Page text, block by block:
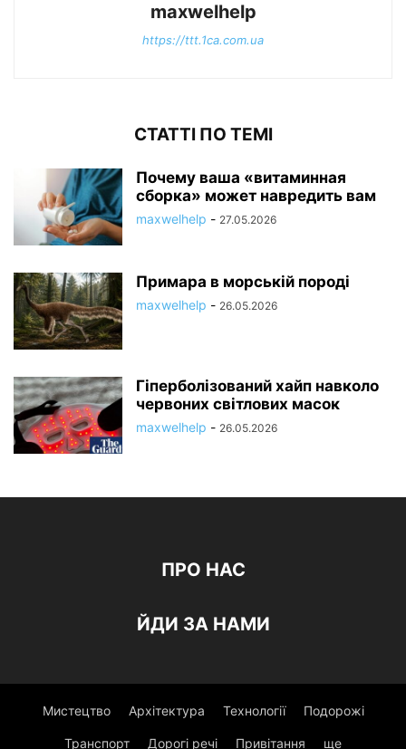
maxwelhelp
https://ttt.1ca.com.ua
СТАТТІ ПО ТЕМІ
Почему ваша «витаминная
сборка» может навредить вам
maxwelhelp - 27.05.2026
Примара в морській породі
maxwelhelp - 26.05.2026
Гіперболізований хайп навколо
червоних світлових масок
maxwelhelp - 26.05.2026
ПРО НАС
ЙДИ ЗА НАМИ
Мистецтво Архітектура Технології Подорожі
Транспорт Дорогі речі Привітання ще